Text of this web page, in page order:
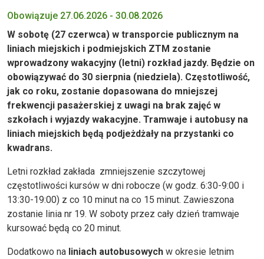
Obowiązuje 27.06.2026 - 30.08.2026
W sobotę (27 czerwca) w transporcie publicznym na
liniach miejskich i podmiejskich ZTM zostanie
wprowadzony wakacyjny (letni) rozkład jazdy. Będzie on
obowiązywać do 30 sierpnia (niedziela). Częstotliwość,
jak co roku, zostanie dopasowana do mniejszej
frekwencji pasażerskiej z uwagi na brak zajęć w
szkołach i wyjazdy wakacyjne. Tramwaje i autobusy na
liniach miejskich będą podjeżdżały na przystanki co
kwadrans.
Letni rozkład zakłada zmniejszenie szczytowej
częstotliwości kursów w dni robocze (w godz. 6:30-9:00 i
13:30-19:00) z co 10 minut na co 15 minut. Zawieszona
zostanie linia nr 19. W soboty przez cały dzień tramwaje
kursować będą co 20 minut.
Dodatkowo na liniach autobusowych w okresie letnim